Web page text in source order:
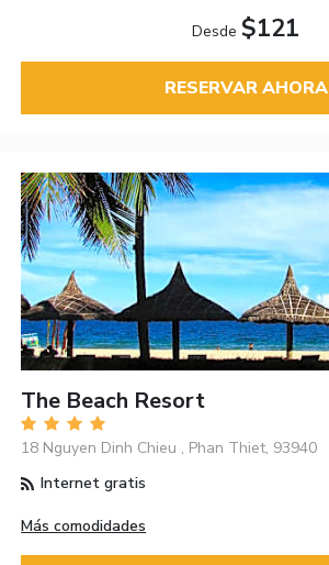
Desde $121
RESERVAR AHORA
The Beach Resort
18 Nguyen Dinh Chieu , Phan Thiet, 93940
Internet gratis
Más comodidades